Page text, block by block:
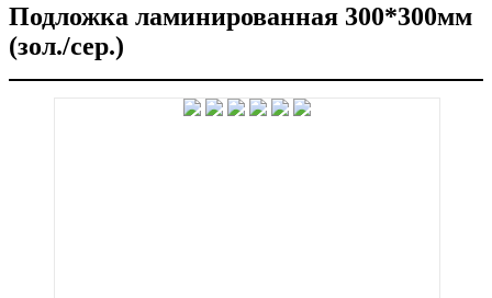
Подложка ламинированная 300*300мм
(зол./сер.)